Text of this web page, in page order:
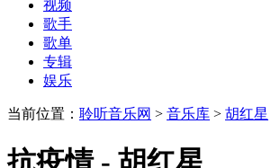
视频
歌手
歌单
专辑
娱乐
当前位置： 聆听音乐网 > 音乐库 > 胡红星